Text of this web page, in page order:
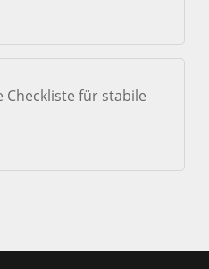
Checkliste für stabile